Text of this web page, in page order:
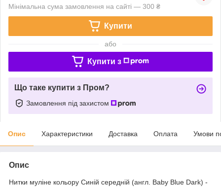
Мінімальна сума замовлення на сайті — 300 ₴
Купити
або
Купити з
Що таке купити з Пром?
Замовлення під захистом
Опис Характеристики Доставка Оплата Умови
Опис
Нитки муліне кольору Синій середній (англ. Baby Blue Dark) -